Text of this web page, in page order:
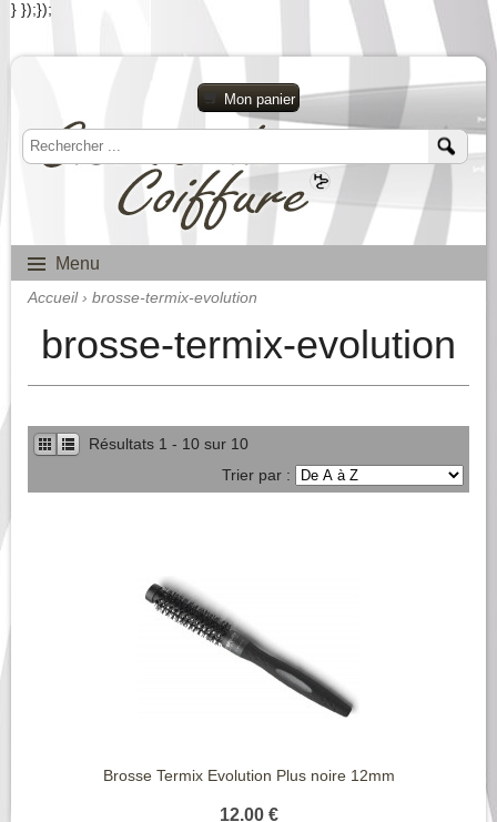
} });});
Mon panier
Menu
Accueil› brosse-termix-evolution
brosse-termix-evolution
Résultats 1 - 10 sur 10
Trier par :
Brosse Termix Evolution Plus noire 12mm
12.00 €